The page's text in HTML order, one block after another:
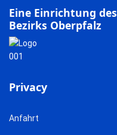
Eine Einrichtung des
Bezirks Oberpfalz
Privacy
Anfahrt